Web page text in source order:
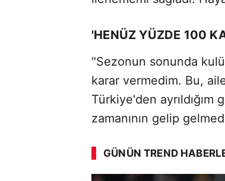
'HENÜZ YÜZDE 100
"Sezonun sonunda
karar vermedim. Bu,
Türkiye'den ayrıldığım
zamanının gelip
GÜNÜN TREND